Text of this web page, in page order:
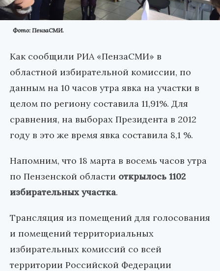
Фото: ПензаСМИ.
Как сообщили РИА «ПензаСМИ» в
областной избирательной комиссии, по
данным на 10 часов утра явка на участки в
целом по региону составила 11,91%. Для
сравнения, на выборах Президента в 2012
году в это же время явка составила 8,1 %.
Напомним, что 18 марта в восемь часов утра
по Пензенской области открылось 1102
избирательных участка.
Трансляция из помещений для голосования
и помещений территориальных
избирательных комиссий со всей
территории Российской Федерации